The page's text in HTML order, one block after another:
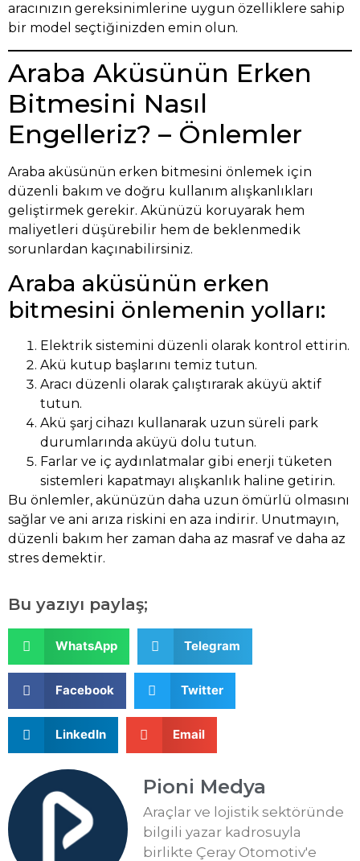
aracınızın gereksinimlerine uygun özelliklere sahip
bir model seçtiğinizden emin olun.
Araba Aküsünün Erken
Bitmesini Nasıl
Engelleriz? – Önlemler
Araba aküsünün erken bitmesini önlemek için
düzenli bakım ve doğru kullanım alışkanlıkları
geliştirmek gerekir. Akünüzü koruyarak hem
maliyetleri düşürebilir hem de beklenmedik
sorunlardan kaçınabilirsiniz.
Araba aküsünün erken
bitmesini önlemenin yolları:
Elektrik sistemini düzenli olarak kontrol ettirin.
Akü kutup başlarını temiz tutun.
Aracı düzenli olarak çalıştırarak aküyü aktif
tutun.
Akü şarj cihazı kullanarak uzun süreli park
durumlarında aküyü dolu tutun.
Farlar ve iç aydınlatmalar gibi enerji tüketen
sistemleri kapatmayı alışkanlık haline getirin.
Bu önlemler, akünüzün daha uzun ömürlü olmasını
sağlar ve ani arıza riskini en aza indirir. Unutmayın,
düzenli bakım her zaman daha az masraf ve daha az
stres demektir.
Bu yazıyı paylaş;
WhatsApp Telegram
Facebook Twitter
LinkedIn Email
Pioni Medya
Araçlar ve lojistik sektöründe
bilgili yazar kadrosuyla
birlikte Çeray Otomotiv'e